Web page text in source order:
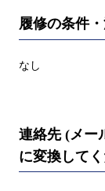
履修の条件
なし
連絡先 (メー
に変換してく